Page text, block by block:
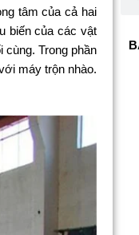
tâm của cả hai
biến của các vật
Trong phần
máy trộn nhào.